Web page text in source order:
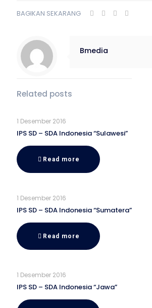
BAGIKAN SEKARANG
Bmedia
Related posts
1 Desember 2016
IPS SD – SDA Indonesia “Sulawesi”
Read more
1 Desember 2016
IPS SD – SDA Indonesia “Sumatera”
Read more
1 Desember 2016
IPS SD – SDA Indonesia “Jawa”